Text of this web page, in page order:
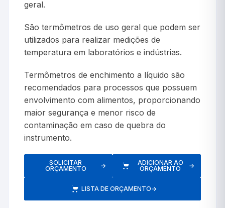
geral.
São termômetros de uso geral que podem ser
utilizados para realizar medições de
temperatura em laboratórios e indústrias.
Termômetros de enchimento a líquido são
recomendados para processos que possuem
envolvimento com alimentos, proporcionando
maior segurança e menor risco de
contaminação em caso de quebra do
instrumento.
SOLICITAR
ORÇAMENTO
→
ADICIONAR AO
ORÇAMENTO
→
LISTA DE ORÇAMENTO→